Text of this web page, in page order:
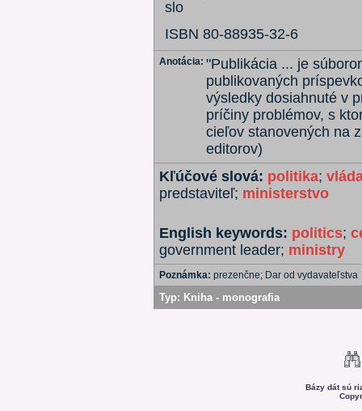
slo
ISBN 80-88935-32-6
Anotácia: "Publikácia ... je
publikovaných
výsledky dosiahnuté v
príčiny problémov, s
cieľov stanovených na
editorov)
Kľúčové slová: politika;
predstaviteľ; ministerstvo
English keywords: politics;
government leader; ministry
Poznámka: prezenčne; Dar od vydavateľstva
Typ: Kniha - monografia
Bázy dát sú